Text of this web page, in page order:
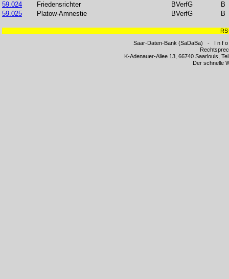
59.024
Friedensrichter BVerfG
B
59.025
Platow-Amnestie BVerfG B
Saar-Daten-Bank (SaDaBa) - I n f
K-Adenauer-Allee 13, 66740 Saarlouis,
Der schnelle